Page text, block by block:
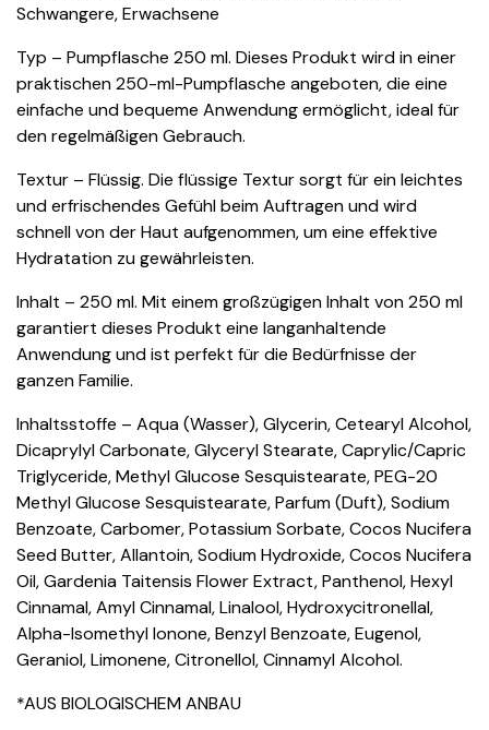
Schwangere, Erwachsene
Typ – Pumpflasche 250 ml. Dieses Produkt wird in einer
praktischen 250-ml-Pumpflasche angeboten, die eine
einfache und bequeme Anwendung ermöglicht, ideal für
den regelmäßigen Gebrauch.
Textur – Flüssig. Die flüssige Textur sorgt für ein leichtes
und erfrischendes Gefühl beim Auftragen und wird
schnell von der Haut aufgenommen, um eine effektive
Hydratation zu gewährleisten.
Inhalt – 250 ml. Mit einem großzügigen Inhalt von 250 ml
garantiert dieses Produkt eine langanhaltende
Anwendung und ist perfekt für die Bedürfnisse der
ganzen Familie.
Inhaltsstoffe – Aqua (Wasser), Glycerin, Cetearyl Alcohol,
Dicaprylyl Carbonate, Glyceryl Stearate, Caprylic/Capric
Triglyceride, Methyl Glucose Sesquistearate, PEG-20
Methyl Glucose Sesquistearate, Parfum (Duft), Sodium
Benzoate, Carbomer, Potassium Sorbate, Cocos Nucifera
Seed Butter, Allantoin, Sodium Hydroxide, Cocos Nucifera
Oil, Gardenia Taitensis Flower Extract, Panthenol, Hexyl
Cinnamal, Amyl Cinnamal, Linalool, Hydroxycitronellal,
Alpha-Isomethyl Ionone, Benzyl Benzoate, Eugenol,
Geraniol, Limonene, Citronellol, Cinnamyl Alcohol.
*AUS BIOLOGISCHEM ANBAU